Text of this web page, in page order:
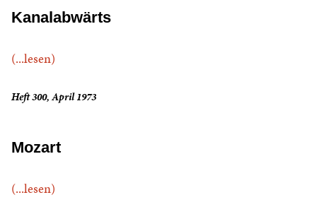
Kanalabwärts
(...lesen)
Heft 300, April 1973
Mozart
(...lesen)